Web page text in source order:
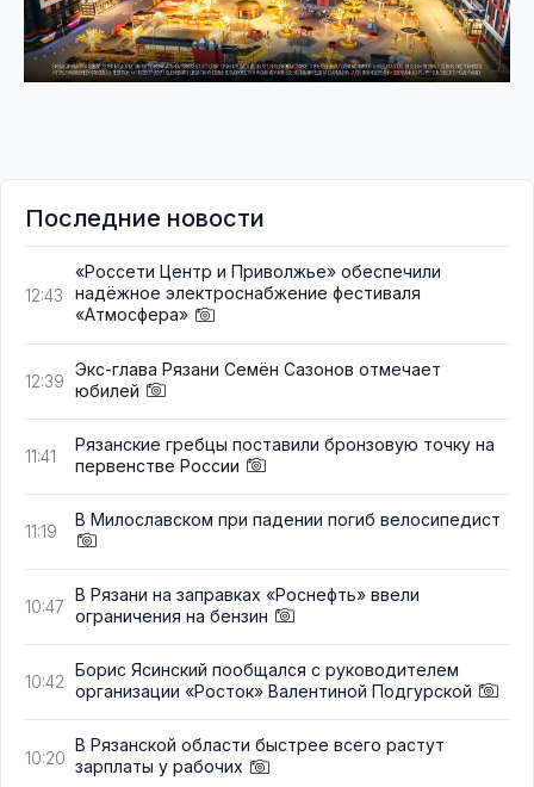
Последние новости
12:43
«Россети Центр и Приволжье» обеспечили
надёжное электроснабжение фестиваля
«Атмосфера»
12:39
Экс-глава Рязани Семён Сазонов отмечает
юбилей
11:41
Рязанские гребцы поставили бронзовую точку на
первенстве России
11:19
В Милославском при падении погиб велосипедист
10:47
В Рязани на заправках «Роснефть» ввели
ограничения на бензин
10:42
Борис Ясинский пообщался с руководителем
организации «Росток» Валентиной Подгурской
10:20
В Рязанской области быстрее всего растут
зарплаты у рабочих